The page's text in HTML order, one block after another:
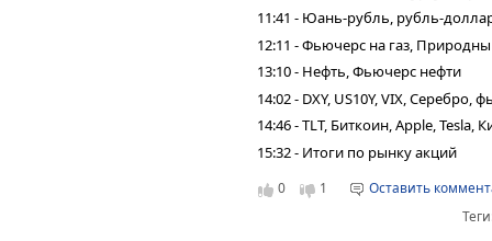
11:41 - Юань-рубль, рубль-
12:11 - Фьючерс на газ,
13:10 - Нефть, Фьючерс нефти
14:02 - DXY, US10Y, VIX,
14:46 - TLT, Биткоин, Apple, Tesla,
15:32 - Итоги по рынку акций
0 1
Оставить